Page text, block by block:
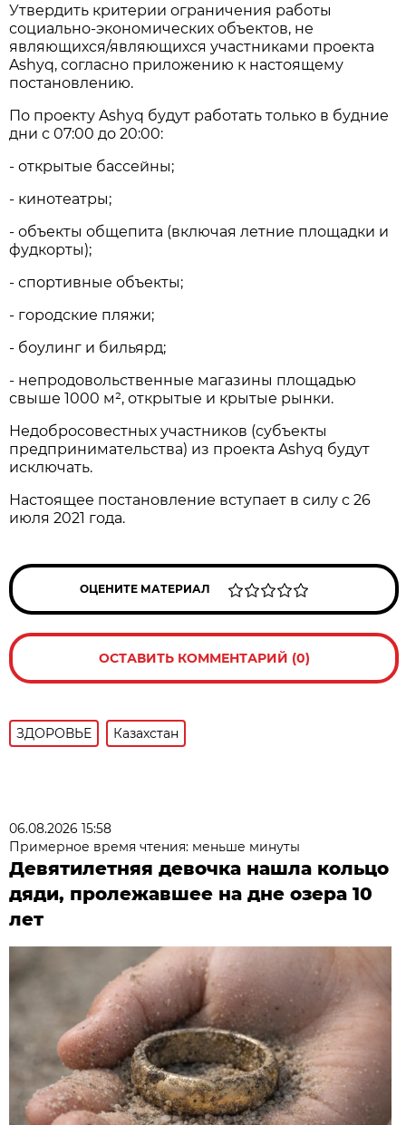
Утвердить критерии ограничения работы
социально-экономических объектов, не
являющихся/являющихся участниками проекта
Ashyq, согласно приложению к настоящему
постановлению.
По проекту Ashyq будут работать только в будние
дни с 07:00 до 20:00:
- открытые бассейны;
- кинотеатры;
- объекты общепита (включая летние площадки и
фудкорты);
- спортивные объекты;
- городские пляжи;
- боулинг и бильярд;
- непродовольственные магазины площадью
свыше 1000 м², открытые и крытые рынки.
Недобросовестных участников (субъекты
предпринимательства) из проекта Ashyq будут
исключать.
Настоящее постановление вступает в силу с 26
июля 2021 года.
ОЦЕНИТЕ МАТЕРИАЛ
ОСТАВИТЬ КОММЕНТАРИЙ (0)
ЗДОРОВЬЕ Казахстан
06.08.2026 15:58
Примерное время чтения: меньше минуты
Девятилетняя девочка нашла кольцо
дяди, пролежавшее на дне озера 10
лет